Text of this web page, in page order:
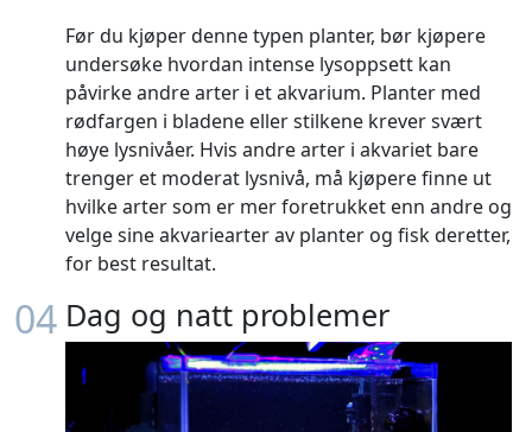
Før du kjøper denne typen planter, bør kjøpere
undersøke hvordan intense lysoppsett kan
påvirke andre arter i et akvarium. Planter med
rødfargen i bladene eller stilkene krever svært
høye lysnivåer. Hvis andre arter i akvariet bare
trenger et moderat lysnivå, må kjøpere finne ut
hvilke arter som er mer foretrukket enn andre og
velge sine akvariearter av planter og fisk deretter,
for best resultat.
04 Dag og natt problemer